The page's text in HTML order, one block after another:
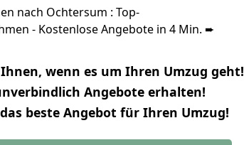
nach Ochtersum : Top-
- Kostenlose Angebote in 4 Min. ➨
wenn es um Ihren Umzug geht!
Angebote erhalten!
beste Angebot für Ihren Umzug!